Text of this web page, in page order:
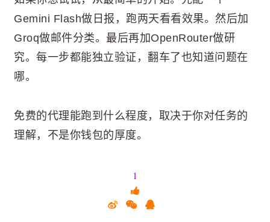
Gemini Flash做日报，跑两天看看效果。然后加
Groq做邮件分类。最后再加OpenRouter做研
究。每一步都能独立验证，翻车了也知道问题在
哪。
免费的代理能跑到什么程度，取决于你对任务的
理解，不是你钱包的厚度。
1